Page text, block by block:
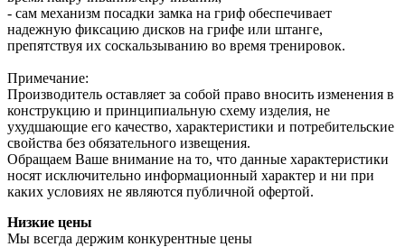
- сам механизм посадки замка на гриф обеспечивает
надежную фиксацию дисков на грифе или штанге,
препятствуя их соскальзыванию во время тренировок.
Примечание:
Производитель оставляет за собой право вносить изменения в
конструкцию и принципиальную схему изделия, не
ухудшающие его качество, характеристики и потребительские
свойства без обязательного извещения.
Обращаем Ваше внимание на то, что данные характеристики
носят исключительно информационный характер и ни при
каких условиях не являются публичной офертой.
Низкие цены
Мы всегда держим конкурентные цены